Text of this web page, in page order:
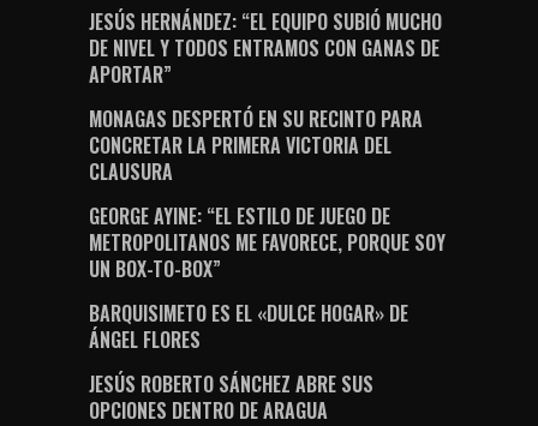
JESÚS HERNÁNDEZ: “EL EQUIPO SUBIÓ MUCHO
DE NIVEL Y TODOS ENTRAMOS CON GANAS DE
APORTAR”
MONAGAS DESPERTÓ EN SU RECINTO PARA
CONCRETAR LA PRIMERA VICTORIA DEL
CLAUSURA
GEORGE AYINE: “EL ESTILO DE JUEGO DE
METROPOLITANOS ME FAVORECE, PORQUE SOY
UN BOX-TO-BOX”
BARQUISIMETO ES EL «DULCE HOGAR» DE
ÁNGEL FLORES
JESÚS ROBERTO SÁNCHEZ ABRE SUS
OPCIONES DENTRO DE ARAGUA